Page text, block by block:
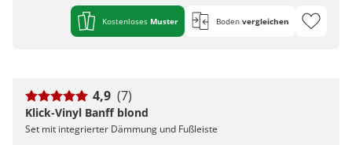
Kostenloses Muster Boden vergleichen
4,9 (7)
Klick-Vinyl Banff blond
Set mit integrierter Dämmung und Fußleiste